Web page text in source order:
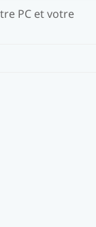
PC et votre